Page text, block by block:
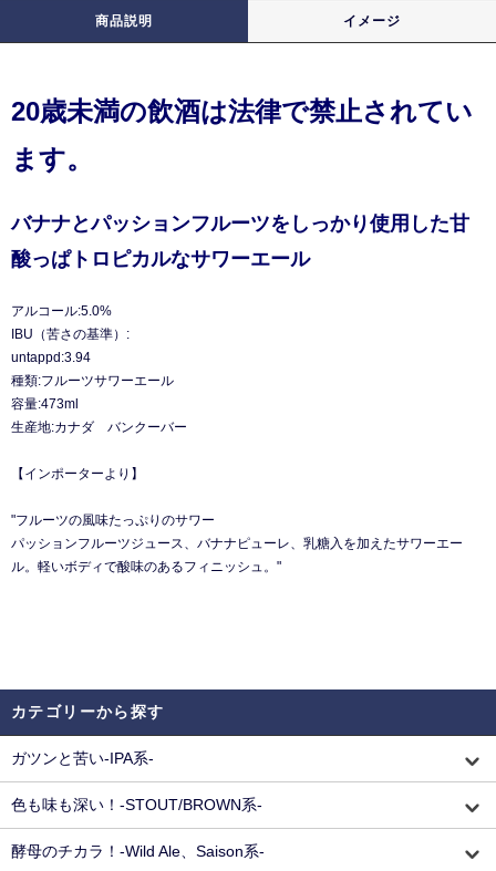
商品説明 イメージ
20歳未満の飲酒は法律で禁止されてい
ます。
バナナとパッションフルーツをしっかり使用した甘
酸っぱトロピカルなサワーエール
アルコール:5.0%
IBU（苦さの基準）:
untappd:3.94
種類:フルーツサワーエール
容量:473ml
生産地:カナダ バンクーバー
【インポーターより】
"フルーツの風味たっぷりのサワー
パッションフルーツジュース、バナナピューレ、乳糖入を加えたサワーエー
ル。軽いボディで酸味のあるフィニッシュ。"
カテゴリーから探す
ガツンと苦い-IPA系-
色も味も深い！-STOUT/BROWN系-
酵母のチカラ！-Wild Ale、Saison系-